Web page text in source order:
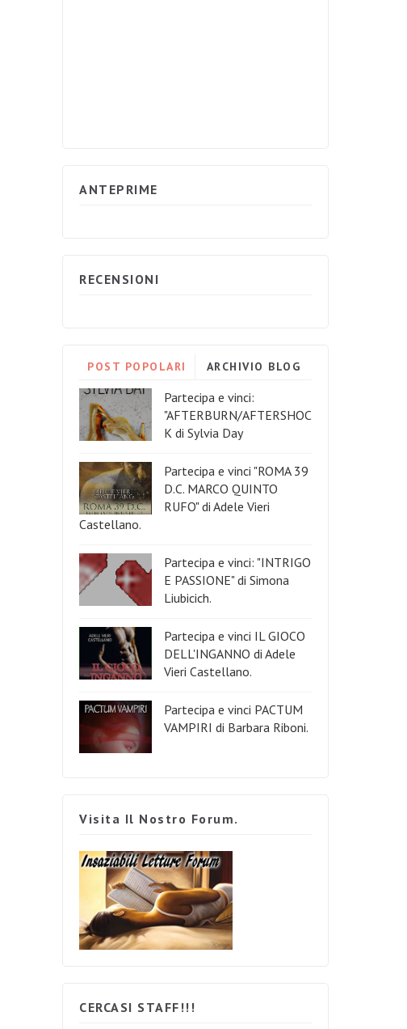
ANTEPRIME
RECENSIONI
POST POPOLARI ARCHIVIO BLOG
Partecipa e vinci:
"AFTERBURN/AFTERSHOC
K di Sylvia Day
Partecipa e vinci "ROMA 39
D.C. MARCO QUINTO
RUFO" di Adele Vieri
Castellano.
Partecipa e vinci: "INTRIGO
E PASSIONE" di Simona
Liubicich.
Partecipa e vinci IL GIOCO
DELL'INGANNO di Adele
Vieri Castellano.
Partecipa e vinci PACTUM
VAMPIRI di Barbara Riboni.
Visita Il Nostro Forum.
CERCASI STAFF!!!